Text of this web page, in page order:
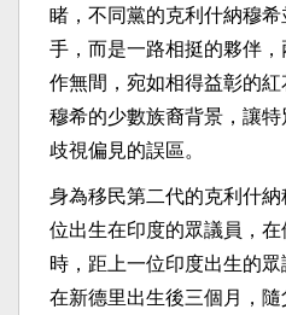
睹，不同黨的克利什納穆
手，而是一路相挺的夥伴
作無間，宛如相得益彰的
穆希的少數族裔背景，讓
歧視偏見的誤區。
身為移民第二代的克利什
位出生在印度的眾議員，
時，距上一位印度出生的
在新德里出生後三個月，